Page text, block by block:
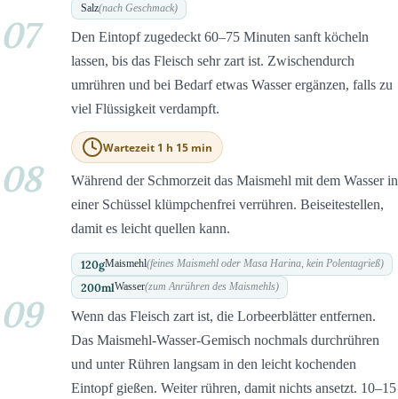
Salz(nach Geschmack)
07
Den Eintopf zugedeckt 60–75 Minuten sanft köcheln
lassen, bis das Fleisch sehr zart ist. Zwischendurch
umrühren und bei Bedarf etwas Wasser ergänzen, falls zu
viel Flüssigkeit verdampft.
Wartezeit 1 h 15 min
08
Während der Schmorzeit das Maismehl mit dem Wasser in
einer Schüssel klümpchenfrei verrühren. Beiseitestellen,
damit es leicht quellen kann.
120gMaismehl(feines Maismehl oder Masa Harina, kein Polentagrieß)
200mlWasser(zum Anrühren des Maismehls)
09
Wenn das Fleisch zart ist, die Lorbeerblätter entfernen.
Das Maismehl-Wasser-Gemisch nochmals durchrühren
und unter Rühren langsam in den leicht kochenden
Eintopf gießen. Weiter rühren, damit nichts ansetzt. 10–15